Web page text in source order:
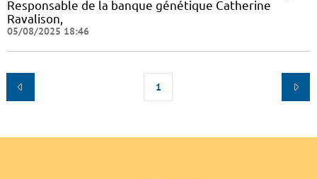
Responsable de la banque génétique Catherine
Ravalison,
05/08/2025 18:46
1